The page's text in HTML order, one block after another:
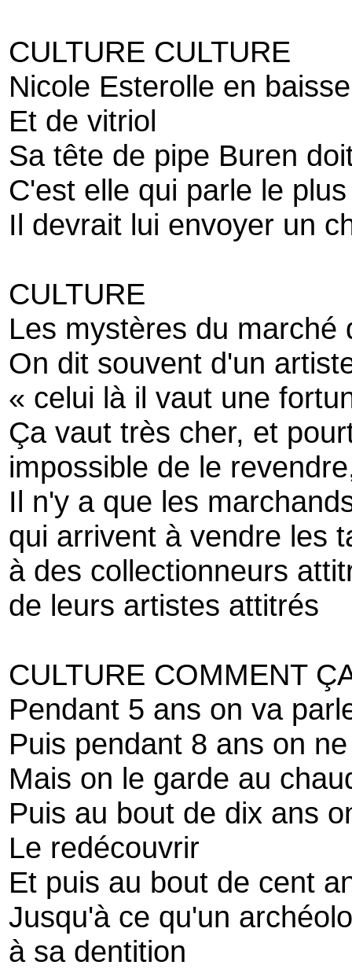
CULTURE CULTURE
Nicole Esterolle en
Et de vitriol
Sa tête de pipe Buren
C'est elle qui parle le
Il devrait lui envoyer un
CULTURE
Les mystères du marché
On dit souvent d'un
« celui là il vaut une
Ça vaut très cher, et
impossible de le
Il n'y a que les
qui arrivent à vendre les
à des collectionneurs
de leurs artistes attitrés
CULTURE COMMENT
Pendant 5 ans on va
Puis pendant 8 ans on
Mais on le garde au
Puis au bout de dix ans
Le redécouvrir
Et puis au bout de cent
Jusqu'à ce qu'un
à sa dentition